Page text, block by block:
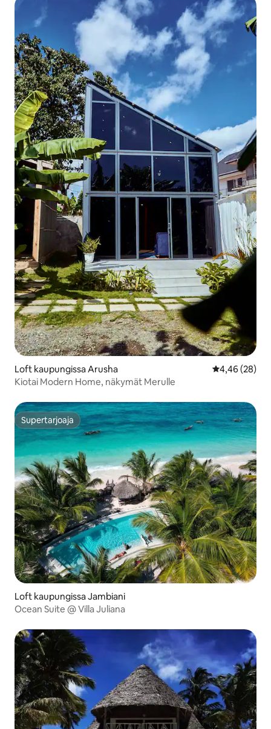
Loft kaupungissa Arusha
4,46 (28)
Kiotai Modern Home, näkymät Merulle
Supertarjoaja
Supertarjoaja
Loft kaupungissa Jambiani
Ocean Suite @ Villa Juliana